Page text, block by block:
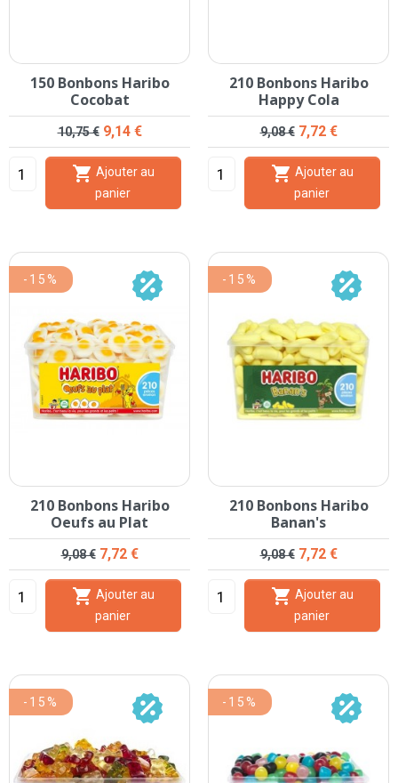
150 Bonbons Haribo
Cocobat
Prix de base
10,75 € Prix
9,14 €

panier
210 Bonbons Haribo
Happy Cola
Prix de base
9,08 € Prix
7,72 €

panier
210 Bonbons Haribo
Oeufs au Plat
Prix de base
9,08 € Prix
7,72 €

panier
-15%
210 Bonbons Haribo
Banan's
Prix de base
9,08 € Prix
7,72 €

panier
-15%
-15% -15%